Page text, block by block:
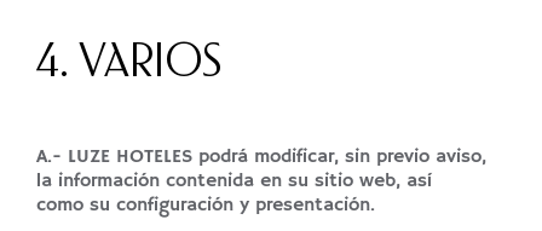
4. VARIOS
A.- LUZE HOTELES podrá modificar, sin previo aviso,
la información contenida en su sitio web, así
como su configuración y presentación.